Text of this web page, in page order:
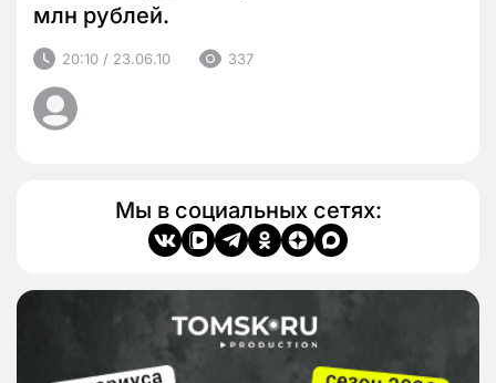
млн рублей.
20:10 / 23.06.10 337
Мы в социальных сетях: